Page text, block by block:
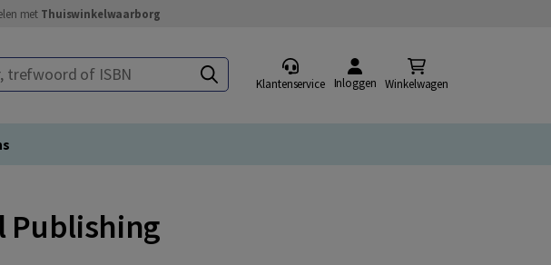
met Thuiswinkelwaarborg
of ISBN
Klantenservice Inloggen Winkelwagen
Publishing